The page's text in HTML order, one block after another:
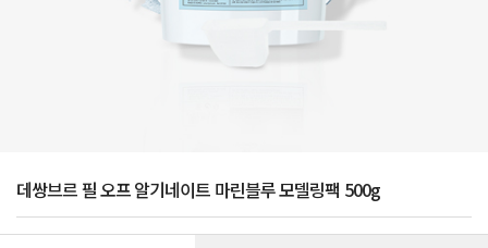
데쌍브르 필 오프 알기네이트 마린블루 모델링팩 500g